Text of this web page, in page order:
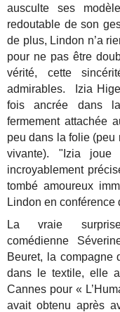
ausculte ses
redoutable de son
de plus, Lindon n’a
pour ne pas être
vérité, cette
admirables. Izia
fois ancrée dans
fermement attachée
peu dans la folie (peu
vivante). "Izia joue
incroyablement
tombé amoureux
Lindon en conférence
La vraie
comédienne
Beuret, la compagne
dans le textile, elle
Cannes pour «
avait obtenu après